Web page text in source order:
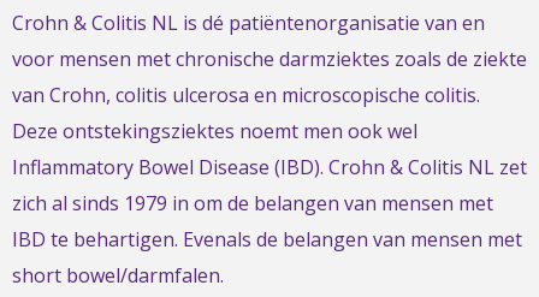
Crohn & Colitis NL is dé patiëntenorganisatie van en
voor mensen met chronische darmziektes zoals de ziekte
van Crohn, colitis ulcerosa en microscopische colitis.
Deze ontstekingsziektes noemt men ook wel
Inflammatory Bowel Disease (IBD). Crohn & Colitis NL zet
zich al sinds 1979 in om de belangen van mensen met
IBD te behartigen. Evenals de belangen van mensen met
short bowel/darmfalen.